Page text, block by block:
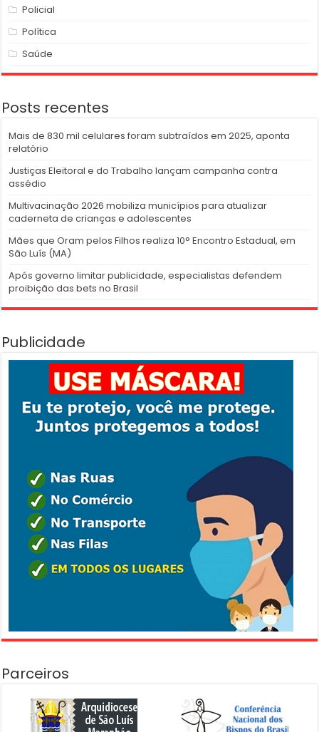
Policial
Política
Saúde
Posts recentes
Mais de 830 mil celulares foram subtraídos em 2025, aponta
relatório
Justiças Eleitoral e do Trabalho lançam campanha contra
assédio
Multivacinação 2026 mobiliza municípios para atualizar
caderneta de crianças e adolescentes
Mães que Oram pelos Filhos realiza 10° Encontro Estadual, em
São Luís (MA)
Após governo limitar publicidade, especialistas defendem
proibição das bets no Brasil
Publicidade
Parceiros